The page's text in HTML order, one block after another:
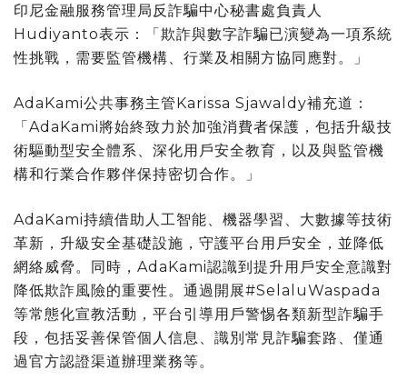
印尼金融服務管理局反詐騙中心秘書處負責人
Hudiyanto表示：「欺詐與數字詐騙已演變為一項系統
性挑戰，需要監管機構、行業及相關方協同應對。」
AdaKami公共事務主管Karissa Sjawaldy補充道：
「AdaKami將始終致力於加強消費者保護，包括升級技
術驅動型安全體系、深化用戶安全教育，以及與監管機
構和行業合作夥伴保持密切合作。」
AdaKami持續借助人工智能、機器學習、大數據等技術
革新，升級安全基礎設施，守護平台用戶安全，並降低
網絡威脅。同時，AdaKami認識到提升用戶安全意識對
降低欺詐風險的重要性。通過開展#SelaluWaspada
等常態化宣教活動，平台引導用戶警惕各類新型詐騙手
段，包括妥善保管個人信息、識別常見詐騙套路、僅通
過官方認證渠道辦理業務等。